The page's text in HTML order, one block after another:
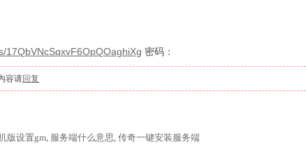
17QbVNcSqxvF6OpQOaghiXg 密码：
容请回复
版设置gm, 服务端什么意思, 传奇一键安装服务端